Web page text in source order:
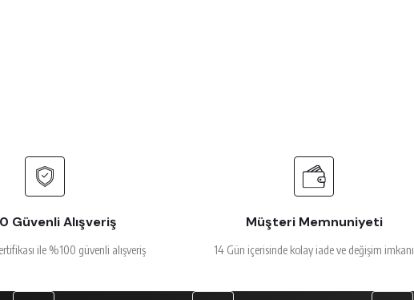
Güvenli Alışveriş
ile %100 güvenli alışveriş
Müşteri Memnuniyeti
14 Gün içerisinde kolay iade ve değişim imkanı